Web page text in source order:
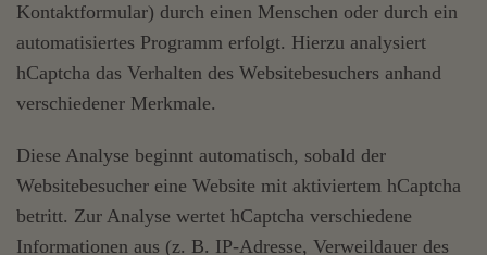
Kontaktformular) durch einen Menschen oder durch ein
automatisiertes Programm erfolgt. Hierzu analysiert
hCaptcha das Verhalten des Websitebesuchers anhand
verschiedener Merkmale.
Diese Analyse beginnt automatisch, sobald der
Websitebesucher eine Website mit aktiviertem hCaptcha
betritt. Zur Analyse wertet hCaptcha verschiedene
Informationen aus (z. B. IP-Adresse, Verweildauer des